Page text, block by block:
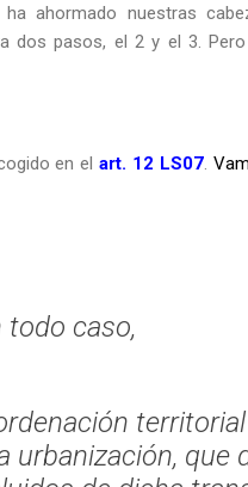
ahormado nuestras
dos pasos, el 2 y el 3.
en elart. 12 LS07.
todo caso,
que